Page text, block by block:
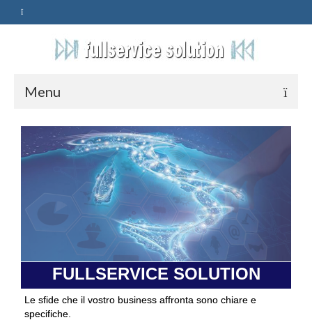
Menu
HOME
SERVIZI
ASSISTENZA
PRIVACY
CONTATTI
FULLSERVICE SOLUTION
Le sfide che il vostro business affronta sono chiare e
specifiche.